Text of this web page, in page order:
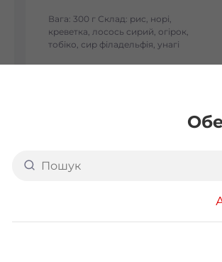
Вага: 300 г Склад: рис, норі,
креветка, лосось сирий, огірок,
тобіко, сир філадельфія, унагі